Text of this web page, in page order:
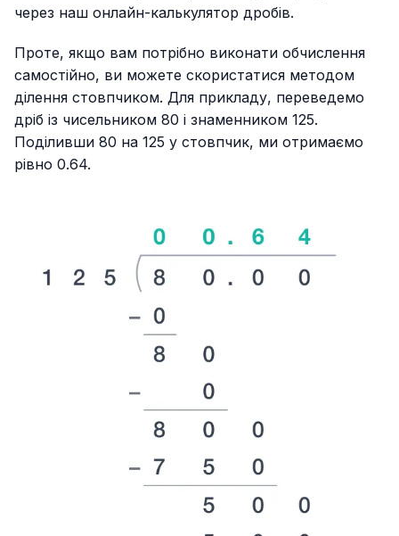
через наш онлайн-калькулятор дробів.
Проте, якщо вам потрібно виконати обчислення
самостійно, ви можете скористатися методом
ділення стовпчиком. Для прикладу, переведемо
дріб із чисельником 80 і знаменником 125.
Поділивши 80 на 125 у стовпчик, ми отримаємо
рівно 0.64.